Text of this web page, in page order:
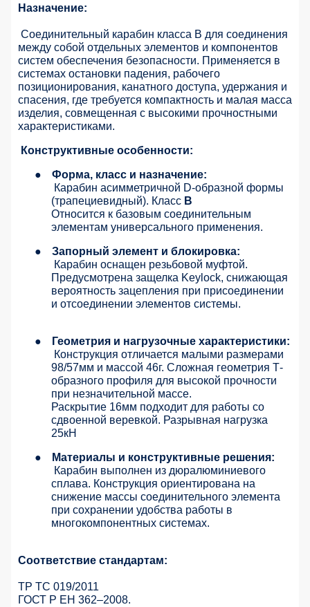
Назначение:
Соединительный карабин класса B для соединения
между собой отдельных элементов и компонентов
систем обеспечения безопасности. Применяется в
системах остановки падения, рабочего
позиционирования, канатного доступа, удержания и
спасения, где требуется компактность и малая масса
изделия, совмещенная с высокими прочностными
характеристиками.
Конструктивные особенности:
●
Форма, класс и назначение:
Карабин асимметричной D-образной формы
(трапециевидный). Класс B
Относится к базовым соединительным
элементам универсального применения.
●
Запорный элемент и блокировка:
Карабин оснащен резьбовой муфтой.
Предусмотрена защелка Keylock, снижающая
вероятность зацепления при присоединении
и отсоединении элементов системы.
●
Геометрия и нагрузочные характеристики:
Конструкция отличается малыми размерами
98/57мм и массой 46г. Сложная геометрия Т-
образного профиля для высокой прочности
при незначительной массе.
Раскрытие 16мм подходит для работы со
сдвоенной веревкой. Разрывная нагрузка
25кН
●
Материалы и конструктивные решения:
Карабин выполнен из дюралюминиевого
сплава. Конструкция ориентирована на
снижение массы соединительного элемента
при сохранении удобства работы в
многокомпонентных системах.
Соответствие стандартам:
ТР ТС 019/2011
ГОСТ Р ЕН 362–2008.